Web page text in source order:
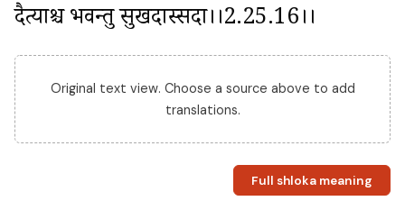
दैत्याश्च भवन्तु सुखदास्सदा।।2.25.16।।
Original text view. Choose a source above to add
translations.
Full shloka meaning